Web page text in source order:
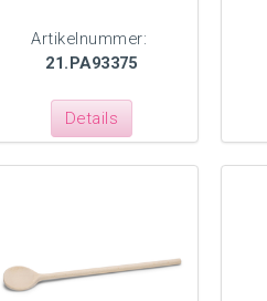
Artikelnummer:
21.PA93375
Details